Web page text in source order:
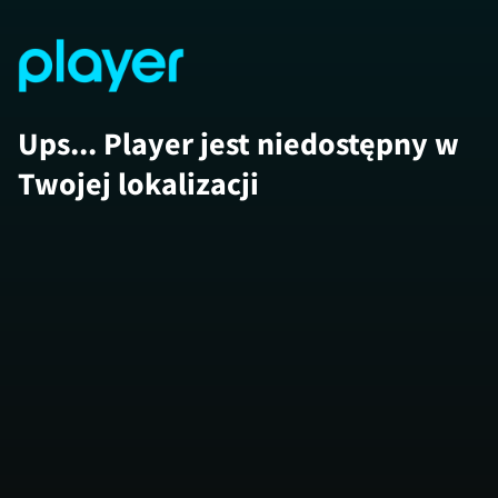
Ups... Player jest niedostępny w
Twojej lokalizacji